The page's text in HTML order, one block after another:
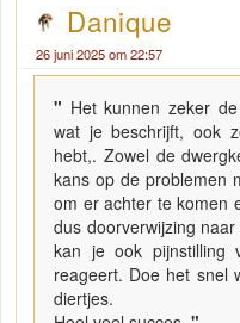
Danique
26 juni 2025 om 22:57
" Het kunnen zeker
wat je beschrijft, ook
hebt,. Zowel de
kans op de problemen
om er achter te komen
dus doorverwijzing
kan je ook pijnstilling
reageert. Doe het snel
diertjes.